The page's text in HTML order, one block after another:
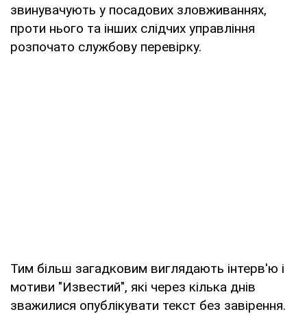
звинувачують у посадових зловживаннях,
проти нього та інших слідчих управління
розпочато службову перевірку.
Тим більш загадковим виглядають інтерв'ю і
мотиви "Известий", які через кілька днів
зважилися опублікувати текст без завірення.